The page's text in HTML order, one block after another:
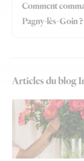
Comment
Pagny-lès-Goin ?
Articles du blog